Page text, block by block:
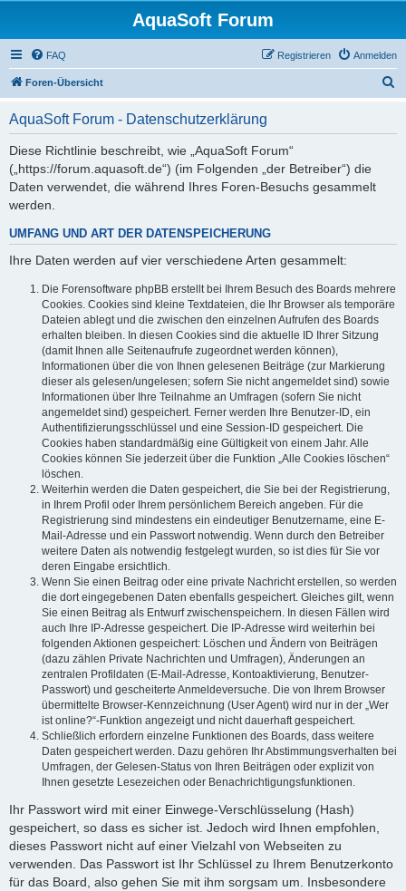
AquaSoft Forum
FAQ Anmelden
Registrieren
Foren-Übersicht
AquaSoft Forum - Datenschutzerklärung
Diese Richtlinie beschreibt, wie „AquaSoft Forum“
(„https://forum.aquasoft.de“) (im Folgenden „der Betreiber“) die
Daten verwendet, die während Ihres Foren-Besuchs gesammelt
werden.
UMFANG UND ART DER DATENSPEICHERUNG
Ihre Daten werden auf vier verschiedene Arten gesammelt:
Die Forensoftware phpBB erstellt bei Ihrem Besuch des Boards mehrere
Cookies. Cookies sind kleine Textdateien, die Ihr Browser als temporäre
Dateien ablegt und die zwischen den einzelnen Aufrufen des Boards
erhalten bleiben. In diesen Cookies sind die aktuelle ID Ihrer Sitzung
(damit Ihnen alle Seitenaufrufe zugeordnet werden können),
Informationen über die von Ihnen gelesenen Beiträge (zur Markierung
dieser als gelesen/ungelesen; sofern Sie nicht angemeldet sind) sowie
Informationen über Ihre Teilnahme an Umfragen (sofern Sie nicht
angemeldet sind) gespeichert. Ferner werden Ihre Benutzer-ID, ein
Authentifizierungsschlüssel und eine Session-ID gespeichert. Die
Cookies haben standardmäßig eine Gültigkeit von einem Jahr. Alle
Cookies können Sie jederzeit über die Funktion „Alle Cookies löschen“
löschen.
Weiterhin werden die Daten gespeichert, die Sie bei der Registrierung,
in Ihrem Profil oder Ihrem persönlichem Bereich angeben. Für die
Registrierung sind mindestens ein eindeutiger Benutzername, eine E-
Mail-Adresse und ein Passwort notwendig. Wenn durch den Betreiber
weitere Daten als notwendig festgelegt wurden, so ist dies für Sie vor
deren Eingabe ersichtlich.
Wenn Sie einen Beitrag oder eine private Nachricht erstellen, so werden
die dort eingegebenen Daten ebenfalls gespeichert. Gleiches gilt, wenn
Sie einen Beitrag als Entwurf zwischenspeichern. In diesen Fällen wird
auch Ihre IP-Adresse gespeichert. Die IP-Adresse wird weiterhin bei
folgenden Aktionen gespeichert: Löschen und Ändern von Beiträgen
(dazu zählen Private Nachrichten und Umfragen), Änderungen an
zentralen Profildaten (E-Mail-Adresse, Kontoaktivierung, Benutzer-
Passwort) und gescheiterte Anmeldeversuche. Die von Ihrem Browser
übermittelte Browser-Kennzeichnung (User Agent) wird nur in der „Wer
ist online?“-Funktion angezeigt und nicht dauerhaft gespeichert.
Schließlich erfordern einzelne Funktionen des Boards, dass weitere
Daten gespeichert werden. Dazu gehören Ihr Abstimmungsverhalten bei
Umfragen, der Gelesen-Status von Ihren Beiträgen oder explizit von
Ihnen gesetzte Lesezeichen oder Benachrichtigungsfunktionen.
Ihr Passwort wird mit einer Einwege-Verschlüsselung (Hash)
gespeichert, so dass es sicher ist. Jedoch wird Ihnen empfohlen,
dieses Passwort nicht auf einer Vielzahl von Webseiten zu
verwenden. Das Passwort ist Ihr Schlüssel zu Ihrem Benutzerkonto
für das Board, also gehen Sie mit ihm sorgsam um. Insbesondere